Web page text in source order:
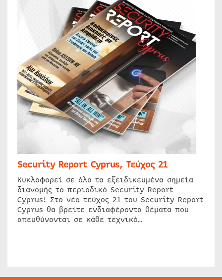
Security Report Cyprus, Τεύχος 21
Κυκλοφορεί σε όλα τα εξειδικευμένα σημεία
διανομής το περιοδικό Security Report
Cyprus! Στο νέο τεύχος 21 του Security Report
Cyprus θα βρείτε ενδιαφέροντα θέματα που
απευθύνονται σε κάθε τεχνικό…